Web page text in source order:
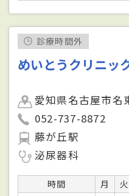
診療時間外
めいとうクリニッ
愛知県名古屋市名
052-737-8872
藤が丘駅
泌尿器科
時間 月 火